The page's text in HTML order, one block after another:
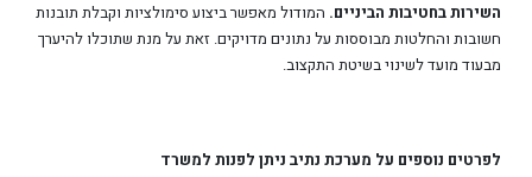
השירות בחטיבות הביניים. המודול מאפשר ביצוע סימולציות וקבלת תובנות
חשובות והחלטות מבוססות על נתונים מדויקים. זאת על מנת שתוכלו להיערך
מבעוד מועד לשינוי בשיטת התקצוב.
לפרטים נוספים על מערכת נתיב ניתן לפנות למשרד